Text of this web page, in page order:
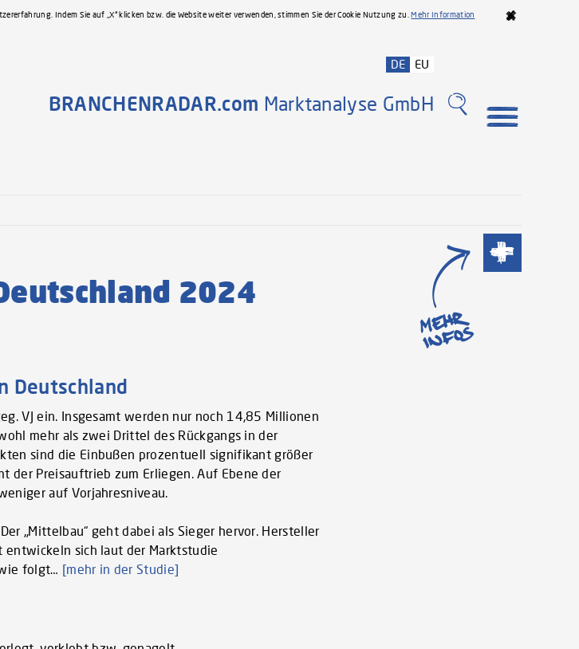
Indem Sie auf „X“ klicken bzw. die Website weiter verwenden, stimmen Sie der Cookie Nutzung zu.Mehr Information
BRANCHENRADAR.com Marktanalyse GmbH
DE EU
2024
Deutschland
VJ ein. Insgesamt werden nur noch 14,85 Millionen
mehr als zwei Drittel des Rückgangs in der
sind die Einbußen prozentuell signifikant größer
der Preisauftrieb zum Erliegen. Auf Ebene der
auf Vorjahresniveau.
„Mittelbau“ geht dabei als Sieger hervor. Hersteller
entwickeln sich laut der Marktstudie
folgt… [mehr in der Studie]